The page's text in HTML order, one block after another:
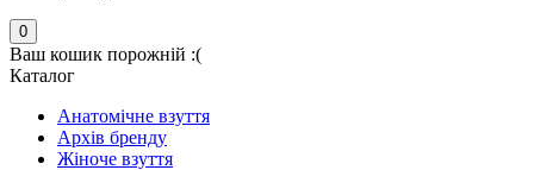
0
Ваш кошик порожній :(
Каталог
Анатомічне взуття
Архів бренду
Жіноче взуття